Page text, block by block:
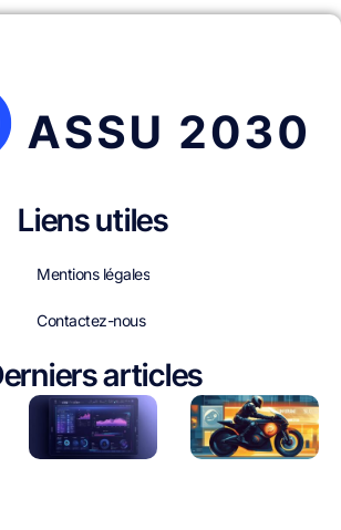
Liens utiles
Mentions légales
Contactez-nous
articles